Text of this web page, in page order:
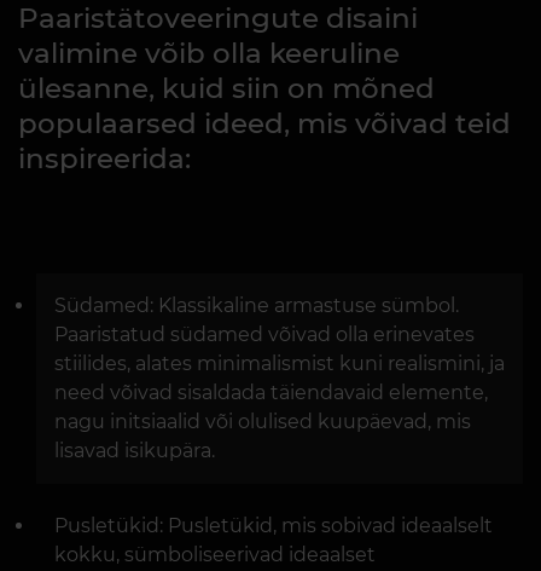
Paaristätoveeringute disaini
valimine võib olla keeruline
ülesanne, kuid siin on mõned
populaarsed ideed, mis võivad teid
inspireerida:
Südamed: Klassikaline armastuse sümbol.
Paaristatud südamed võivad olla erinevates
stiilides, alates minimalismist kuni realismini, ja
need võivad sisaldada täiendavaid elemente,
nagu initsiaalid või olulised kuupäevad, mis
lisavad isikupära.
Pusletükid: Pusletükid, mis sobivad ideaalselt
kokku, sümboliseerivad ideaalset